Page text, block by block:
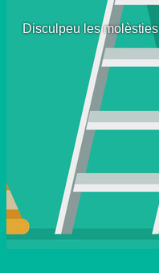
Disculpeu les molèsties